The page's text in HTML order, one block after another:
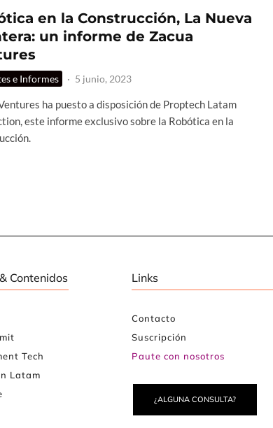
en la Construcción, La Nueva
un informe de Zacua
e Informes · 5 junio, 2023
ha puesto a disposición de Proptech Latam
este informe exclusivo sobre la Robótica en la
Contenidos
Tech
Latam
Links
Contacto
Suscripción
Paute con nosotros
¿ALGUNA CONSULTA?